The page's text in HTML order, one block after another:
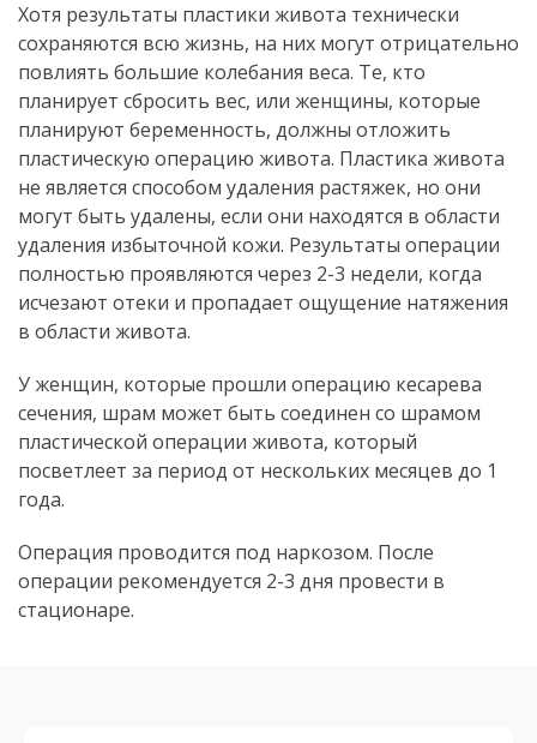
Хотя результаты пластики живота технически
сохраняются всю жизнь, на них могут отрицательно
повлиять большие колебания веса. Те, кто
планирует сбросить вес, или женщины, которые
планируют беременность, должны отложить
пластическую операцию живота. Пластика живота
не является способом удаления растяжек, но они
могут быть удалены, если они находятся в области
удаления избыточной кожи. Результаты операции
полностью проявляются через 2-3 недели, когда
исчезают отеки и пропадает ощущение натяжения
в области живота.
У женщин, которые прошли операцию кесарева
сечения, шрам может быть соединен со шрамом
пластической операции живота, который
посветлеет за период от нескольких месяцев до 1
года.
Операция проводится под наркозом. После
операции рекомендуется 2-3 дня провести в
стационаре.